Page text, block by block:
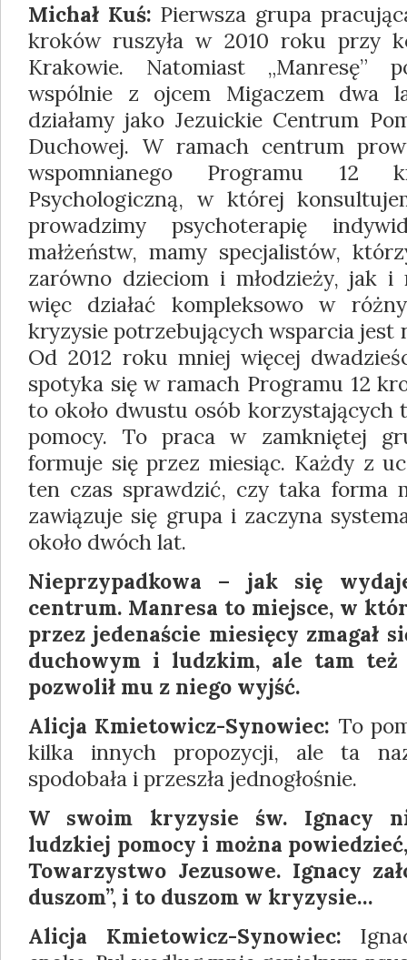
Michał Kuś: Pierwsza grupa
kroków ruszyła w 2010 roku przy
Krakowie. Natomiast „Manresę”
wspólnie z ojcem Migaczem dwa
działamy jako Jezuickie Centrum
Duchowej. W ramach centrum
wspomnianego Programu 12
Psychologiczną, w której
prowadzimy psychoterapię
małżeństw, mamy specjalistów,
zarówno dzieciom i młodzieży, jak i
więc działać kompleksowo w
kryzysie potrzebujących wsparcia jest
Od 2012 roku mniej więcej
spotyka się w ramach Programu 12
to około dwustu osób korzystających
pomocy. To praca w zamkniętej
formuje się przez miesiąc. Każdy z
ten czas sprawdzić, czy taka forma
zawiązuje się grupa i zaczyna
około dwóch lat.
Nieprzypadkowa – jak się
centrum. Manresa to miejsce, w
przez jedenaście miesięcy zmagał
duchowym i ludzkim, ale tam też
pozwolił mu z niego wyjść.
Alicja Kmietowicz-Synowiec: To
kilka innych propozycji, ale ta
spodobała i przeszła jednogłośnie.
W swoim kryzysie św. Ignacy
ludzkiej pomocy i można
Towarzystwo Jezusowe. Ignacy
duszom”, i to duszom w kryzysie…
Alicja Kmietowicz-Synowiec: